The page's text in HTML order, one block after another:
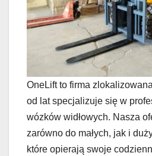
OneLift to firma
od lat specjalizuje się w
wózków widłowych. Nasza
zarówno do małych, jak i
które opierają swoje